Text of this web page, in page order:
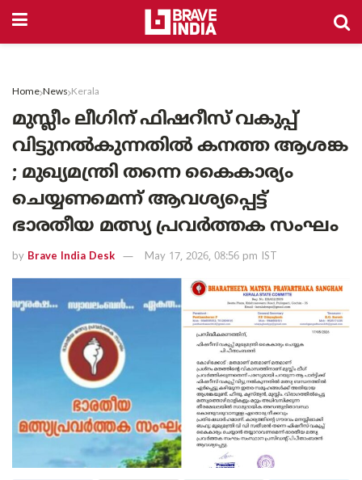
Home News Kerala
മുസ്ലീം ലീഗിന് ഫിഷറീസ് വകുപ്പ്
വിട്ടുനൽകുന്നതിൽ കനത്ത ആശങ്ക
; മുഖ്യമന്ത്രി തന്നെ കൈകാര്യം
ചെയ്യണമെന്ന് ആവശ്യപ്പെട്ട്
ഭാരതീയ മത്സ്യ പ്രവർത്തക സംഘം
by Brave India Desk May 17, 2026, 08:56 pm IST